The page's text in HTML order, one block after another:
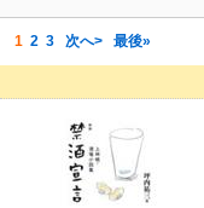
1 2 3 次へ> 最後»